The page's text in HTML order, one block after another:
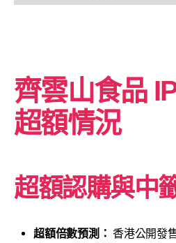
齊雲山食品
超額情況
超額認購與中
超額倍數預測： 香港公開發